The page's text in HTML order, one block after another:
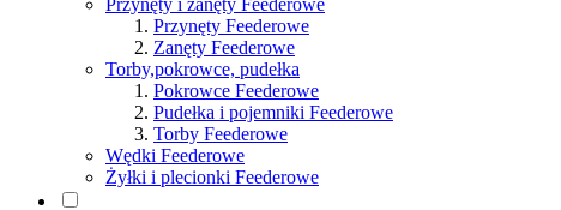
Przynęty Feederowe
Zanęty Feederowe
Torby,pokrowce, pudełka
Pokrowce Feederowe
Pudełka i pojemniki Feederowe
Torby Feederowe
Wędki Feederowe
Żyłki i plecionki Feederowe